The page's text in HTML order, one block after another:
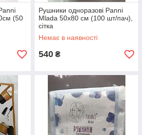
(50
Рушники одноразові Panni
Mlada 50х80 см (100 шт/пач),
сітка
Немає в наявності
540 ₴